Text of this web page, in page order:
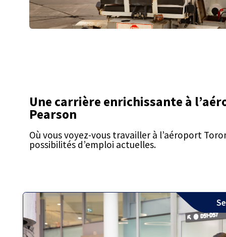
Une carrière enrichissante à
Pearson
Où vous voyez-vous travailler à l’aéroport
possibilités d’emploi actuelles.